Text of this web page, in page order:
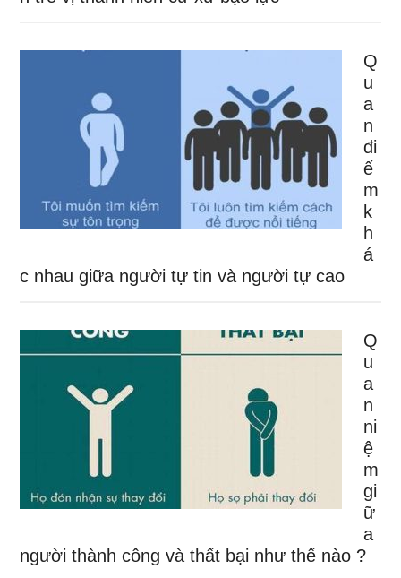
Q
u
a
n
đi
ể
m
k
h
á
c nhau giữa người tự tin và người tự cao
Q
u
a
n
ni
ệ
m
gi
ữ
a
người thành công và thất bại như thế nào ?